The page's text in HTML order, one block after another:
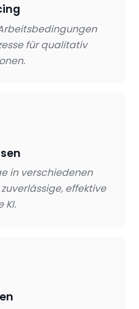
für qualitativ
in verschiedenen
effektive
KI.